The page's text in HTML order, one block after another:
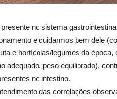
no sistema
e cuidarmos bem dele
e hortícolas/legumes da época,
peso equilibrado),
no intestino.
das correlações